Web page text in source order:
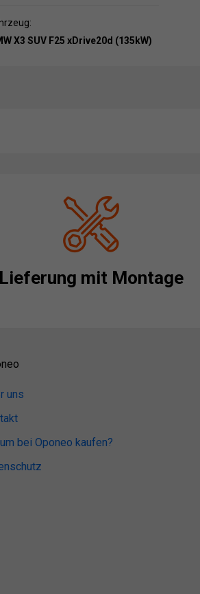
X3 SUV F25 xDrive20d (135kW)
Lieferung mit Montage
uns
bei Oponeo kaufen?